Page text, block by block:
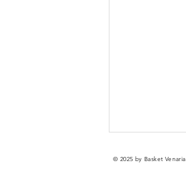
© 2025 by Basket Venaria